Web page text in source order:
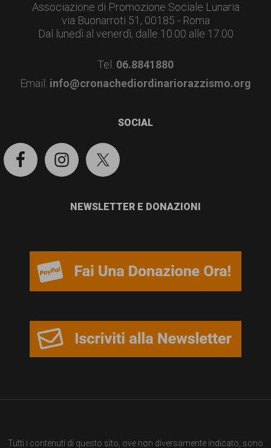
Associazione di Promozione Sociale Lunaria
via Buonarroti 51, 00185 - Roma
Dal lunedì al venerdì, dalle 10.00 alle 17.00
Tel. 06.8841880
Email: info@cronachediordinariorazzismo.org
SOCIAL
NEWSLETTER E DONAZIONI
Tutti i contenuti di questo sito, ove non diversamente indicato, sono